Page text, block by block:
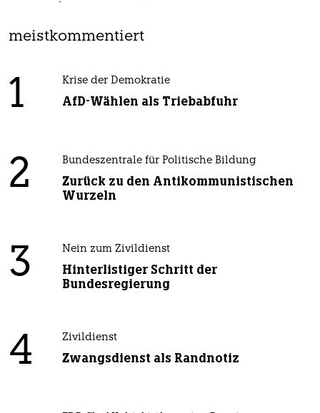
meistkommentiert
1 Krise der Demokratie
AfD-Wählen als Triebabfuhr
2 Bundeszentrale für Politische Bildung
Zurück zu den Antikommunistischen
Wurzeln
3 Nein zum Zivildienst
Hinterlistiger Schritt der
Bundesregierung
4 Zivildienst
Zwangsdienst als Randnotiz